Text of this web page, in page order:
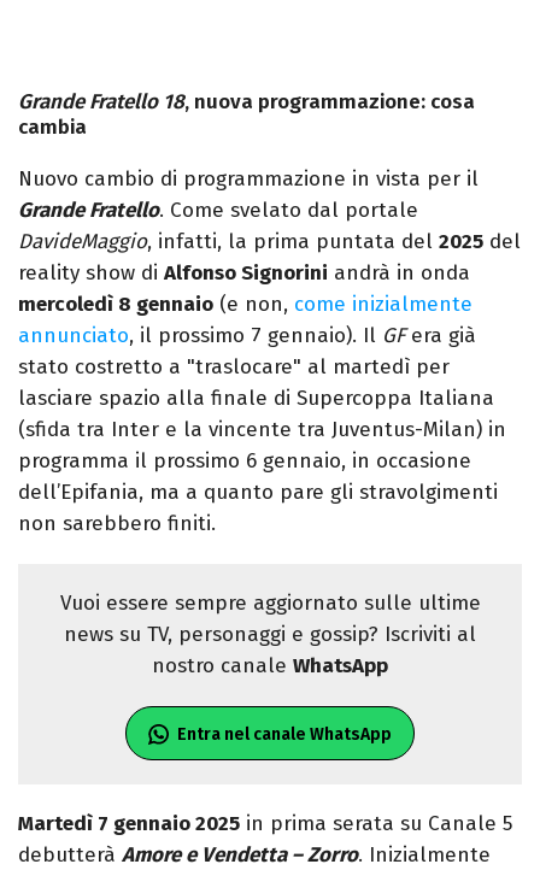
Grande Fratello 18, nuova programmazione: cosa
cambia
Nuovo cambio di programmazione in vista per il
Grande Fratello. Come svelato dal portale
DavideMaggio, infatti, la prima puntata del 2025 del
reality show di Alfonso Signorini andrà in onda
mercoledì 8 gennaio (e non, come inizialmente
annunciato, il prossimo 7 gennaio). Il GFera già
stato costretto a "traslocare" al martedì per
lasciare spazio alla finale di Supercoppa Italiana
(sfida tra Inter e la vincente tra Juventus-Milan) in
programma il prossimo 6 gennaio, in occasione
dell’Epifania, ma a quanto pare gli stravolgimenti
non sarebbero finiti.
Vuoi essere sempre aggiornato sulle ultime
news su TV, personaggi e gossip? Iscriviti al
nostro canale WhatsApp
Entra nel canale WhatsApp
Martedì 7 gennaio 2025 in prima serata su Canale 5
debutterà Amore e Vendetta – Zorro. Inizialmente